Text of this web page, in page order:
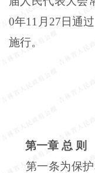
0年11 月 27日通
施行。
第一章 总 则
第一条为保